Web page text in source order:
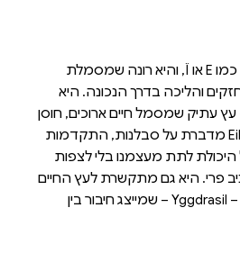
הרונה Eihwaz נשמעת כמו E או Ï, והיא רונה שמסמלת
והליכה בדרך הנכונה. היא
עתיק שמסמל חיים ארוכים, חוסן
פנימי והמשכיות. Eihwaz מדברת על סבלנות, התקדמות
לתת מעצמנו בלי לצפות
פרי. היא גם מתקשרת לעץ החיים
מהמיתולוגיה הנורדית – Yggdrasil – שמייצג חיבור בין